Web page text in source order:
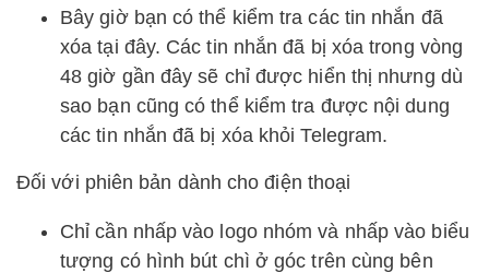
Bây giờ bạn có thể kiểm tra các tin nhắn đã
xóa tại đây. Các tin nhắn đã bị xóa trong vòng
48 giờ gần đây sẽ chỉ được hiển thị nhưng dù
sao bạn cũng có thể kiểm tra được nội dung
các tin nhắn đã bị xóa khỏi Telegram.
Đối với phiên bản dành cho điện thoại
Chỉ cần nhấp vào logo nhóm và nhấp vào biểu
tượng có hình bút chì ở góc trên cùng bên